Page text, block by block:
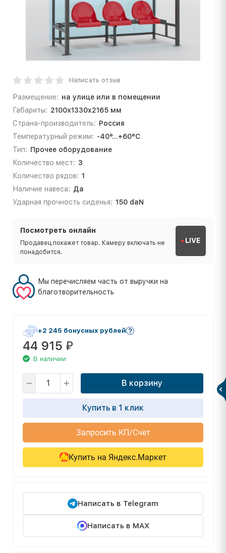
Написать отзыв
Размещение: на улице или в помещении
Габариты: 2100х1330х2165 мм
Страна-производитель: Россия
Температурный режим: -40°...+60°С
Тип: Прочее оборудование
Количество мест: 3
Количество рядов: 1
Наличие навеса: Да
Ударная прочность сиденья: 150 daN
Посмотреть онлайн
Продавец покажет товар. Камеру включать не
понадобится.
LIVE
Мы перечисляем часть от выручки на
благотворительность
+2 245 бонусных рублей
44 915 ₽
В наличии
В корзину
Купить в 1 клик
Запросить КП/Счет
Купить на Яндекс.Маркет
Написать в Telegram
Написать в MAX